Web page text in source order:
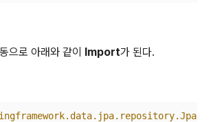
으로 아래와 같이 Import가 된다.
.data.jpa.repository